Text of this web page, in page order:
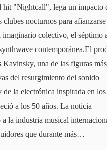
hit "Nightcall", lega un impacto
clubes nocturnos para
imaginario colectivo, el séptimo
contemporánea.El
Kavinsky, una de las figuras más
del resurgimiento del sonido
la electrónica inspirada en los
a los 50 años. La noticia
la industria musical
que durante más…